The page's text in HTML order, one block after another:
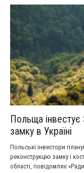
Польща інвестує
замку в Україні
Польські інвестори
реконструкцію замку і
області, повідомляє